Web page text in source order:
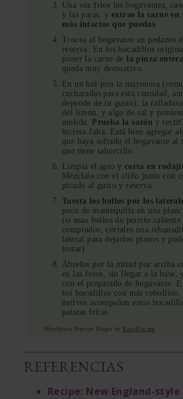
Una vez fríos los bogavantes,
y las patas, y extrae la carne en
más intactos que puedas.
Trocea el bogavante en pedazos
reserva. En los bocadillos
poner la carne de
la pinza entera
queda muy decorativo.
En un bol pon la mayonesa
cucharadas para esta cantidad,
depende de tu gusto), la
del limón, y algo de sal y
molida.
Prueba la sazón y
hiciera falta. Está bien agregar
que haya soltado el bogavante al
que tiene saborcillo.
Limpia el apio y corta en
Mézclalo con el aliño junto con
picado al gusto y reserva.
Tuesta los bollos por los
poco de mantequilla en una
(si usas bollos de perrito caliente
comprados, córtales una
lateral para dejarlos planos y
tostar).
Ábrelos por la mitad por arriba
en las fotos, sin llegar a la base,
con el preparado de bogavante.
los bocadillos con más
nativos acompañan estos
patatas fritas.
Wordpress Recipe Plugin by EasyRecipe
REFERENCIAS
Recipe: New England-